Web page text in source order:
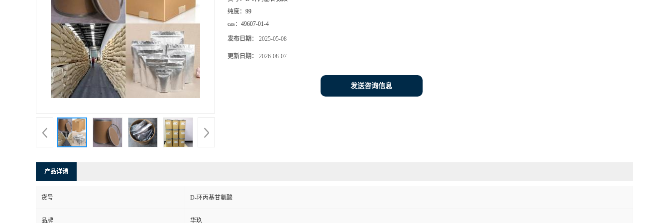
纯度： 99
cas： 49607-01-4
发布日期： 2025-05-08
更新日期： 2026-08-07
发送咨询信息
产品详请
货号 D-环丙基甘氨酸
品牌 华玖